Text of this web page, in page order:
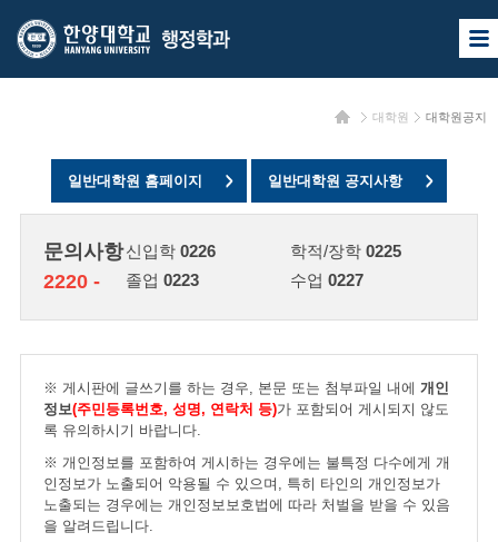
한
양
양
교
행
정
학
과
사
이
열
홈 대학원 대학원공지
일반대학원 홈페이지 일반대학원 공지사항
문의사항
2220 -
신입학 0226
졸업 0223
학적/장학 0225
수업 0227
※ 게시판에 글쓰기를 하는 경우, 본문 또는 첨부파일 내에 개인
정보(주민등록번호, 성명, 연락처 등)가 포함되어 게시되지 않도
록 유의하시기 바랍니다.
※ 개인정보를 포함하여 게시하는 경우에는 불특정 다수에게 개
인정보가 노출되어 악용될 수 있으며, 특히 타인의 개인정보가
노출되는 경우에는 개인정보보호법에 따라 처벌을 받을 수 있음
을 알려드립니다.